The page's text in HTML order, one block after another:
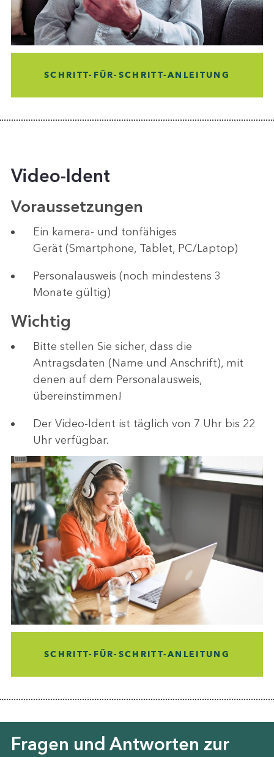
SCHRITT-FÜR-SCHRITT-ANLEITUNG
Video-Ident
Voraussetzungen
Ein kamera- und tonfähiges
Gerät (Smartphone, Tablet, PC/Laptop)
Personalausweis (noch mindestens 3
Monate gültig)
Wichtig
Bitte stellen Sie sicher, dass die
Antragsdaten (Name und Anschrift), mit
denen auf dem Personalausweis,
übereinstimmen!
Der Video-Ident ist täglich von 7 Uhr bis 22
Uhr verfügbar.
SCHRITT-FÜR-SCHRITT-ANLEITUNG
Fragen und Antworten zur